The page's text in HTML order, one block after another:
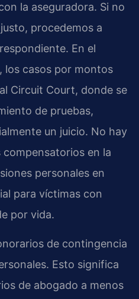
la aseguradora. Si no
procedemos a
En el
los casos por montos
Circuit Court, donde se
de pruebas,
un juicio. No hay
en la
personales en
para víctimas con
por vida.
de contingencia
Esto significa
de abogado a menos